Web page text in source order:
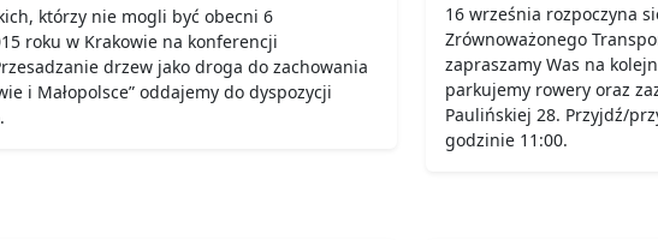
którzy nie mogli być obecni 6
roku w Krakowie na konferencji
drzew jako droga do zachowania
i Małopolsce” oddajemy do dyspozycji
16 września rozpoczyna
Zrównoważonego
zapraszamy Was na
parkujemy rowery oraz
Paulińskiej 28. Przyjdź/
godzinie 11:00.